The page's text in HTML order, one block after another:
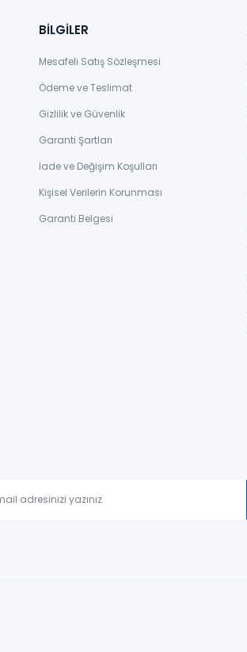
BİLGİLER
Mesafeli Satış Sözleşmesi
Ödeme ve Teslimat
Gizlilik ve Güvenlik
Garanti Şartları
İade ve Değişim Koşulları
Kişisel Verilerin Korunması
Garanti Belgesi